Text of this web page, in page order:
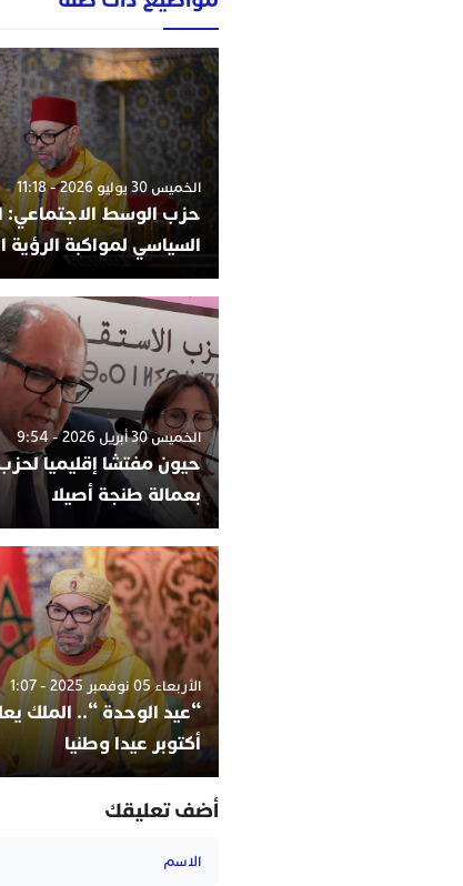
الخميس 30 يوليو 2026 - 11:18
حزب الوسط الاجتماعي:
السياسي لمواكبة الرؤية
الخميس 30 أبريل 2026 - 9:54
حيون مفتشا إقليميا
بعمالة طنجة أصيلا
الأربعاء 05 نوفمبر 2025 - 1:07
أكتوبر عيدا وطنيا
أضف تعليقك